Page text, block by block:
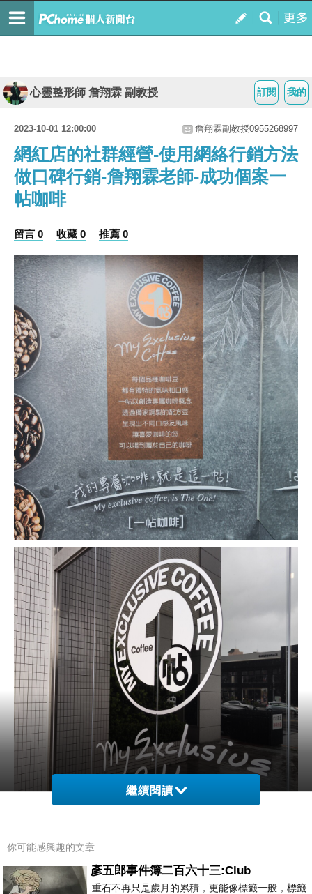
我的
訂閱
心靈整形師 詹翔霖 副教授
2023-10-01 12:00:00 詹翔霖副教授0955268997
網紅店的社群經營-使用網絡行銷方法
做口碑行銷-詹翔霖老師-成功個案一
帖咖啡
留言 0 收藏 0 推薦 0
繼續閱讀
你可能感興趣的文章
彥五郎事件簿二百六十三:Club
重石不再只是歲月的累積，更能像標籤一般，標籤